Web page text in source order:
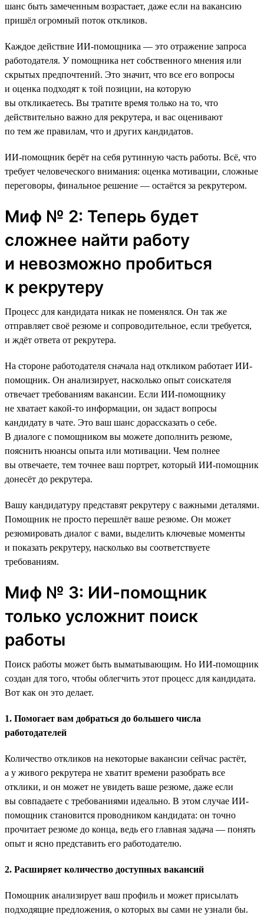
шанс быть замеченным возрастает, даже если на вакансию
пришёл огромный поток откликов.
Каждое действие ИИ-помощника — это отражение запроса
работодателя. У помощника нет собственного мнения или
скрытых предпочтений. Это значит, что все его вопросы
и оценка подходят к той позиции, на которую
вы откликаетесь. Вы тратите время только на то, что
действительно важно для рекрутера, и вас оценивают
по тем же правилам, что и других кандидатов.
ИИ-помощник берёт на себя рутинную часть работы. Всё, что
требует человеческого внимания: оценка мотивации, сложные
переговоры, финальное решение — остаётся за рекрутером.
Миф № 2: Теперь будет
сложнее найти работу
и невозможно пробиться
к рекрутеру
Процесс для кандидата никак не поменялся. Он так же
отправляет своё резюме и сопроводительное, если требуется,
и ждёт ответа от рекрутера.
На стороне работодателя сначала над откликом работает ИИ-
помощник. Он анализирует, насколько опыт соискателя
отвечает требованиям вакансии. Если ИИ-помощнику
не хватает какой-то информации, он задаст вопросы
кандидату в чате. Это ваш шанс дорассказать о себе.
В диалоге с помощником вы можете дополнить резюме,
пояснить нюансы опыта или мотивации. Чем полнее
вы отвечаете, тем точнее ваш портрет, который ИИ-помощник
донесёт до рекрутера.
Вашу кандидатуру представят рекрутеру с важными деталями.
Помощник не просто перешлёт ваше резюме. Он может
резюмировать диалог с вами, выделить ключевые моменты
и показать рекрутеру, насколько вы соответствуете
требованиям.
Миф № 3: ИИ-помощник
только усложнит поиск
работы
Поиск работы может быть выматывающим. Но ИИ-помощник
создан для того, чтобы облегчить этот процесс для кандидата.
Вот как он это делает.
1. Помогает вам добраться до большего числа
работодателей
Количество откликов на некоторые вакансии сейчас растёт,
а у живого рекрутера не хватит времени разобрать все
отклики, и он может не увидеть ваше резюме, даже если
вы совпадаете с требованиями идеально. В этом случае ИИ-
помощник становится проводником кандидата: он точно
прочитает резюме до конца, ведь его главная задача — понять
опыт и ясно представить его работодателю.
2. Расширяет количество доступных вакансий
Помощник анализирует ваш профиль и может присылать
подходящие предложения, о которых вы сами не узнали бы.